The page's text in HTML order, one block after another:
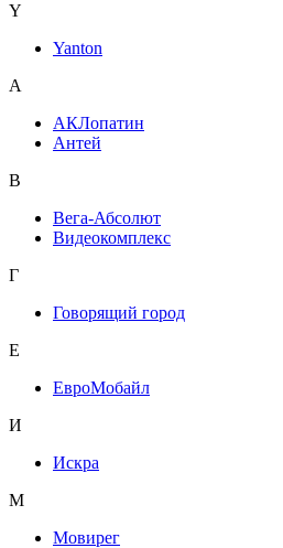
Y
Yanton
А
АКЛопатин
Антей
В
Вега-Абсолют
Видеокомплекс
Г
Говорящий город
Е
ЕвроМобайл
И
Искра
М
Мовирег